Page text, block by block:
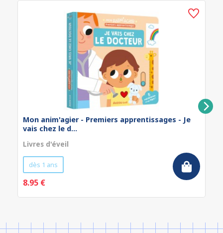
Mon anim'agier - Premiers apprentissages - Je
vais chez le d...
Livres d'éveil
dès 1 ans
8.95 €